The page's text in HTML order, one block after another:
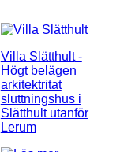
Villa Slätthult-
Högt belägen
arkitektritat
sluttningshus i
Slätthult utanför
Lerum